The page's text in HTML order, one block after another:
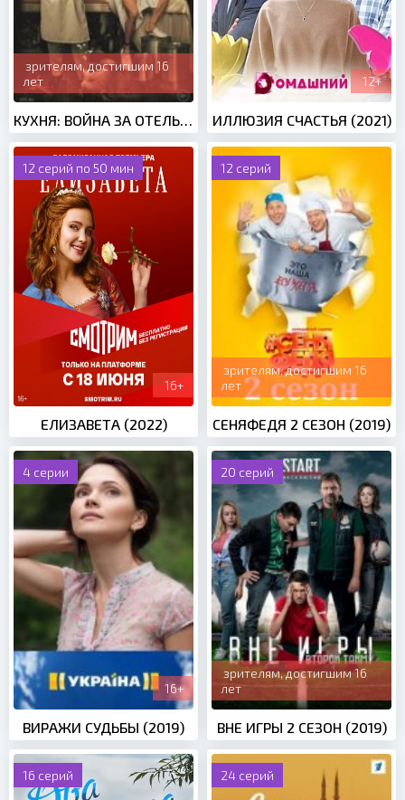
зрителям, достигшим 16
лет
КУХНЯ: ВОЙНА ЗА ОТЕЛЬ 2 СЕЗОН (2020)
12+
ИЛЛЮЗИЯ СЧАСТЬЯ (2021)
12 серий по 50 мин
16+
ЕЛИЗАВЕТА (2022)
12 серий
зрителям, достигшим 16
лет
СЕНЯФЕДЯ 2 СЕЗОН (2019)
4 серии
16+
ВИРАЖИ СУДЬБЫ (2019)
20 серий
зрителям, достигшим 16
лет
ВНЕ ИГРЫ 2 СЕЗОН (2019)
16 серий 24 серий